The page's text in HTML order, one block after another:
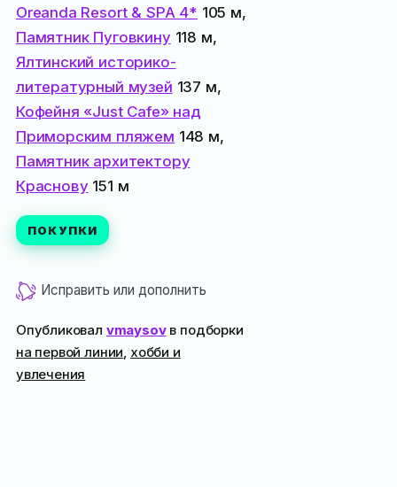
Oreanda Resort & SPA 4* 105 м,
Памятник Пуговкину 118 м,
Ялтинский историко-
литературный музей 137 м,
Кофейня «Just Cafe» над
Приморским пляжем 148 м,
Памятник архитектору
Краснову 151 м
ПОКУПКИ
Исправить или дополнить
Опубликовал vmaysovв подборки
на первой линии, хобби и
увлечения